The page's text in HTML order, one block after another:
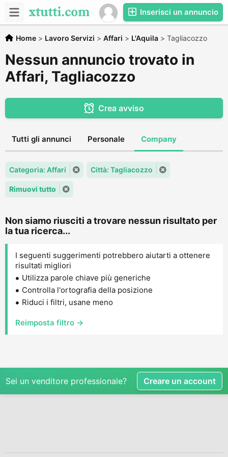
Inserisci un annuncio
Home > Lavoro Servizi > Affari > L'Aquila > Tagliacozzo
Nessun annuncio trovato in
Affari, Tagliacozzo
Crea avviso
Tutti gli annunci Personale Company
Categoria: Affari Città: Tagliacozzo
Rimuovi tutto
Non siamo riusciti a trovare nessun risultato per
la tua ricerca...
I seguenti suggerimenti potrebbero aiutarti a ottenere
risultati migliori
Utilizza parole chiave più generiche
Controlla l'ortografia della posizione
Riduci i filtri, usane meno
Reimposta filtro →
Sei un venditore professionale? Creare un account